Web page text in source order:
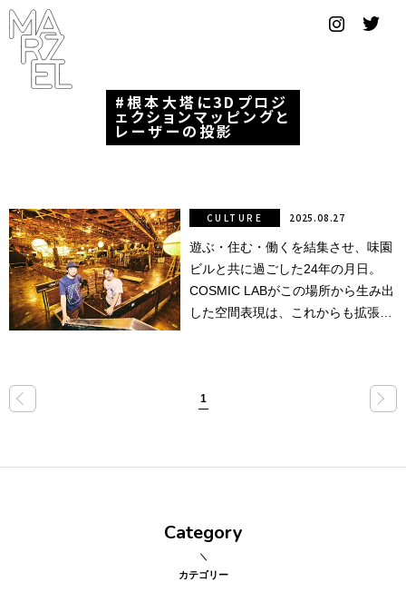
フィ
デザ
ナー
ー
プール
スーツ
ンテ
写真
根本大塔に3Dプロジ
ェクションマッピングと
レーザーの投影
遊ぶ・住む・働くを結集させ、味園
ビルと共に過ごした24年の月日。
COSMIC LABがこの場所から生み出
した空間表現は、これからも拡張し
CULTURE 2025.08.27
« 1 »
Category
カテゴリー